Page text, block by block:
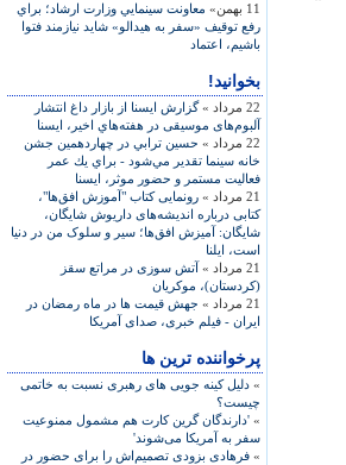
11 بهمن»
معاونت سينمايي وزارت ارشاد؛ براي
رفع توقيف «سفر به هيدالو» شايد نيازمند فتوا
باشيم، اعتماد
بخوانید!
22 مرداد »
گزارش ايسنا از بازار داغ انتشار
آلبوم‌های موسيقی در هفته‌هاي اخير، ايسنا
22 مرداد »
حسين ترابي در چهاردهمين جشن
خانه سينما تقدير مي‌شود - براي يك عمر
فعاليت مستمر و حضور موثر، ايسنا
21 مرداد »
رونمايی کتاب "آموزش افق‌ها"،
کتابی درباره انديشه‌های داريوش شايگان،
شايگان: آميزش افق‌ها؛ سير و سلوک من در دنيا
است، ايلنا
21 مرداد »
آتش سوزی در مراتع سقز
(کردستان)، موکريان
21 مرداد »
جهش قيمت ها در ماه رمضان در
ايران - فیلم خبری، صدای آمریکا
پرخواننده ترین ها
» دلیل کینه جویی های رهبری نسبت به خاتمی
چیست؟
» 'دارندگان گرین کارت هم مشمول ممنوعیت
سفر به آمریکا می‌شوند'
» فرهادی بزودی تصمیم‌اش را برای حضور در